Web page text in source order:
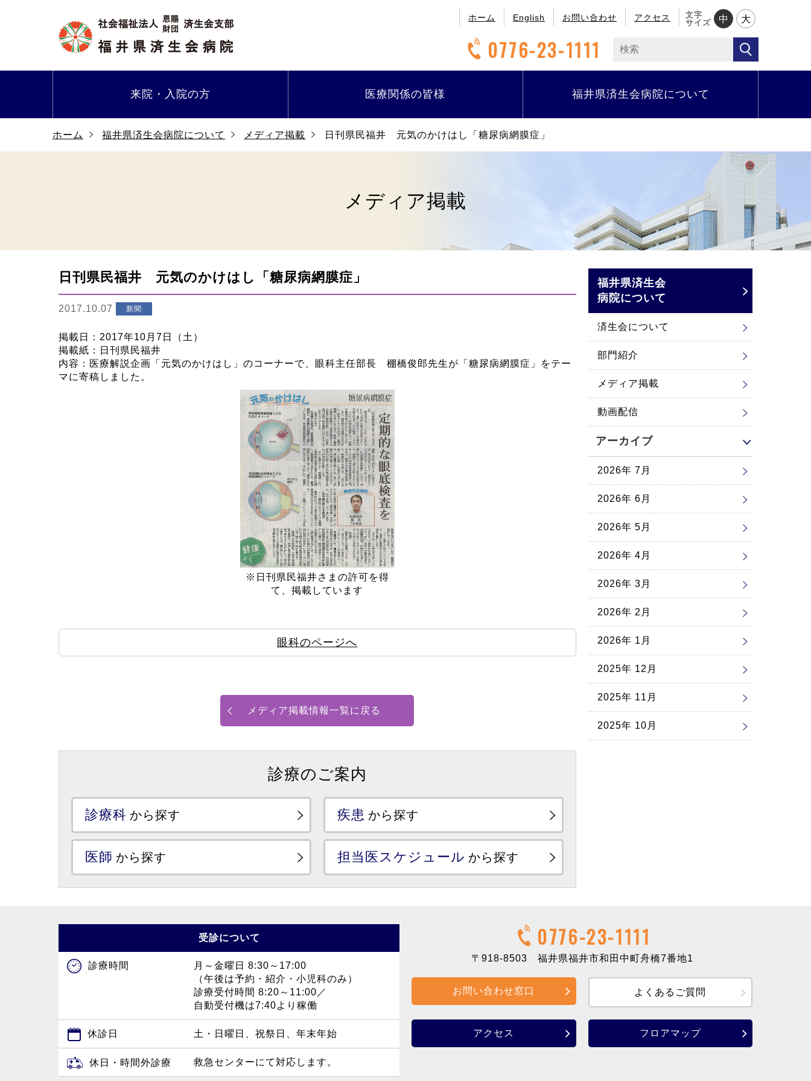
ホーム English お問い合わせ アクセス
文字
サイズ
中 大
0776-23-1111
来院・ 入院の方 医療関係の皆様 福井県済生会病院について
ホーム 福井県済生会病院について メディア掲載 日刊県民福井 元気のかけはし「糖尿病網膜症」
メディア掲載
日刊県民福井 元気のかけはし「糖尿病網膜症」
2017.10.07 新聞
​掲載日：2017年10月7日（土）
掲載紙：日刊県民福井
内容：医療解説企画「元気のかけはし」のコーナーで、眼科主任部長 棚橋俊郎先生が「糖尿病網膜症」をテー
マに寄稿しました。
※日刊県民福井さまの許可を得
て、掲載しています
眼科のページへ
メディア掲載情報一覧に戻る
診療のご案内
診療科 から探す 疾患 から探す
医師 から探す 担当医スケジュール から探す
福井県済生会
病院について
済生会について
部門紹介
メディア掲載
動画配信
アーカイブ
2026年 7月
2026年 6月
2026年 5月
2026年 4月
2026年 3月
2026年 2月
2026年 1月
2025年 12月
2025年 11月
2025年 10月
受診について
診療時間
月～金曜日 8:30～17:00
（午後は予約・紹介・小児科のみ）
診療受付時間 8:20～11:00／
自動受付機は7:40より稼働
休診日 土・日曜日、祝祭日、年末年始
休日・時間外診療 救急センターにて対応します。
0776-23-1111
〒918-8503 福井県福井市和田中町舟橋7番地1
お問い合わせ窓口 よくあるご質問
アクセス フロアマップ